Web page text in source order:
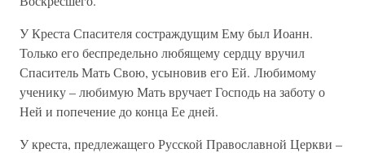
У Креста Спасителя состраждущим Ему был Иоанн.
Только его беспредельно любящему сердцу вручил
Спаситель Мать Свою, усыновив его Ей. Любимому
ученику – любимую Мать вручает Господь на заботу о
Ней и попечение до конца Ее дней.
У креста, предлежащего Русской Православной Церкви –